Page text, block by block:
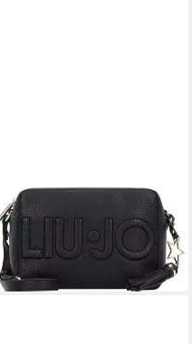
84,15 €
UVP
-15%
lieferbar - in 2-3 Werktagen bei dir